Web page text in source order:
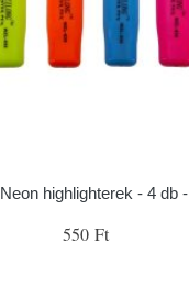
Neon highlighterek - 4 db -
550 Ft